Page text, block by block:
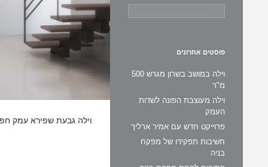
וילה גבעת שפירא עמק
פוסטים אחרונים
וילה במושב בשרון מגרש 500
מ"ר
וילה מעוצבת הפונה לשדות
העמק
פרוייקט חדש עם אמיר ארליך
חשיבות תפקידו של מפקח
בניה